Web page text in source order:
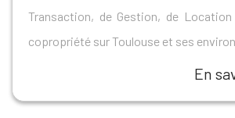
Transaction, de Gestion, de
copropriété sur Toulouse et ses
En